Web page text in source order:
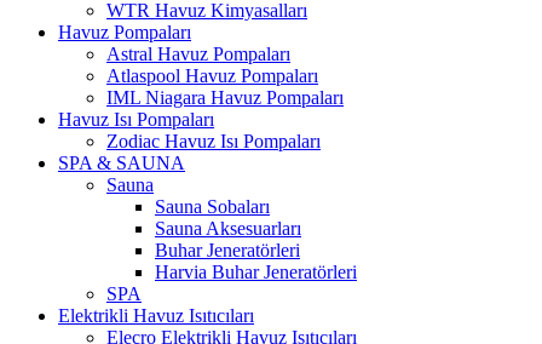
WTR Havuz Kimyasalları
Havuz Pompaları
Astral Havuz Pompaları
Atlaspool Havuz Pompaları
IML Niagara Havuz Pompaları
Havuz Isı Pompaları
Zodiac Havuz Isı Pompaları
SPA & SAUNA
Sauna
Sauna Sobaları
Sauna Aksesuarları
Buhar Jeneratörleri
Harvia Buhar Jeneratörleri
SPA
Elektrikli Havuz Isıtıcıları
Elecro Elektrikli Havuz Isıtıcıları